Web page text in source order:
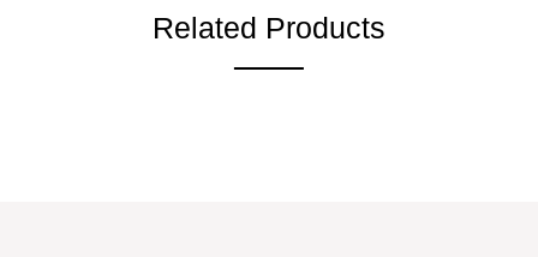
Related Products